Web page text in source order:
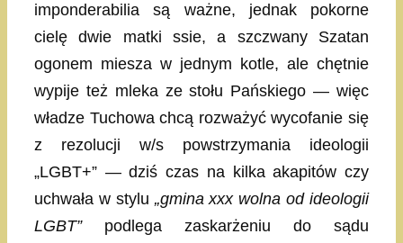
imponderabilia są ważne, jednak pokorne
cielę dwie matki ssie, a szczwany Szatan
ogonem miesza w jednym kotle, ale chętnie
wypije też mleka ze stołu Pańskiego — więc
władze Tuchowa chcą rozważyć wycofanie się
z rezolucji w/s powstrzymania ideologii
„LGBT+” — dziś czas na kilka akapitów czy
uchwała w stylu „gmina xxx wolna od ideologii
LGBT”podlega zaskarżeniu do sądu